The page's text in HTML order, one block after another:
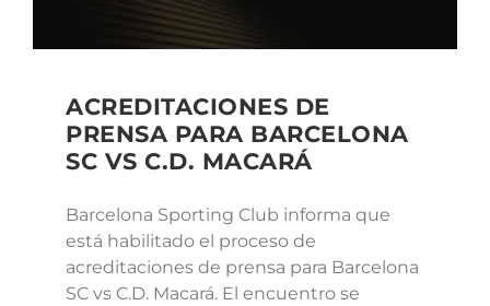
ACREDITACIONES DE
PRENSA PARA BARCELONA
SC VS C.D. MACARÁ
Barcelona Sporting Club informa que
está habilitado el proceso de
acreditaciones de prensa para Barcelona
SC vs C.D. Macará. El encuentro se